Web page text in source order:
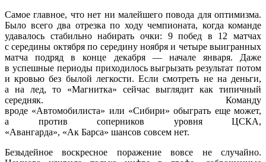
Самое главное, что нет ни малейшего повода для оптимизма.
Было всего два отрезка по ходу чемпионата, когда команде
удавалось стабильно набирать очки: 9 побед в 12 матчах
с середины октября по середину ноября и четыре выигранных
матча подряд в конце декабря — начале января. Даже
в успешные периоды приходилось выгрызать результат потом
и кровью без былой легкости. Если смотреть не на деньги,
а на лед, то «Магнитка» сейчас выглядит как типичный
середняк. Команду
вроде «Автомобилиста» или «Сибири» обыграть еще может,
а против соперников уровня ЦСКА,
«Авангарда», «Ак Барса» шансов совсем нет.
Безыдейное воскресное поражение вовсе не случайно.